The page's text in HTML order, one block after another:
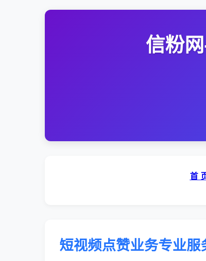
信粉
首
短视频点赞业务专业服